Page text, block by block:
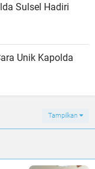
Sulsel Hadiri
Unik Kapolda
Tampilkan